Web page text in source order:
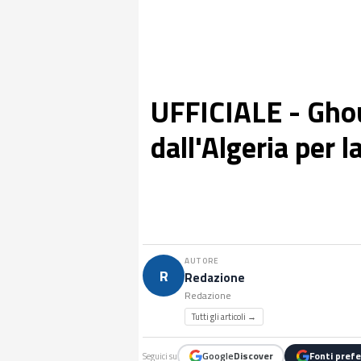
UFFICIALE -
dall'Algeria per
R
AUTORE
Redazione
Redazione
Tutti gli articoli →
Seguici su GoogleDiscover Fonti